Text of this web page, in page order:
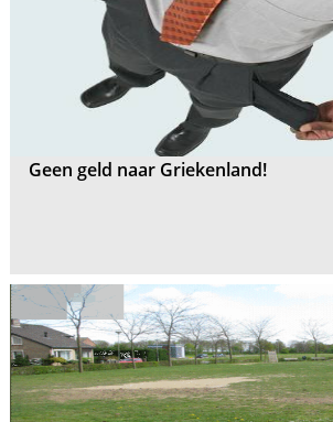
Geen geld naar Griekenland!